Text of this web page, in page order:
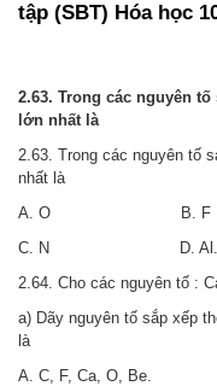
tập (SBT) Hóa học
2.63. Trong các nguyên
lớn nhất là
2.63. Trong các nguyên tố
nhất là
A. O
C. N D. Al.
2.64. Cho các nguyên tố :
a) Dãy nguyên tố sắp xếp
là
A. C, F,